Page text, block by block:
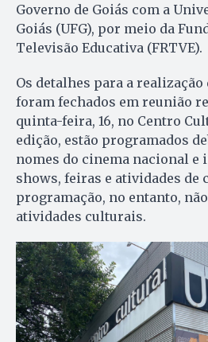
Governo de Goiás com a
Goiás (UFG), por meio da
Televisão Educativa (FRTVE).
Os detalhes para a realização
foram fechados em reunião
quinta-feira, 16, no Centro
edição, estão programados
nomes do cinema nacional e
shows, feiras e atividades de
programação, no entanto,
atividades culturais.